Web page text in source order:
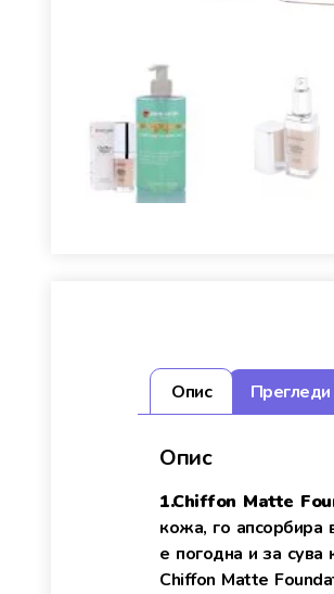
Опис
Опис
1.Chiffon Matte
кожа, го апсорбира
е погодна и за
Chiffon Matte